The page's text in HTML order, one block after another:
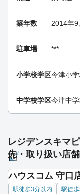
築年数 2014年9
駐車場 ***
小学校学区今津小
中学校学区今津中
レジデンスキマ
先・取り扱い店舗
ハウスコム 守口
駅徒歩3分以内 駅徒